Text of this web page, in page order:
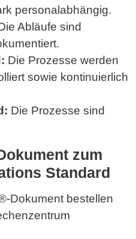
personalabhängig.
Abläufe sind
Die Prozesse werden
sowie kontinuierlich
Die Prozesse sind
zum
Standard
Dokument bestellen